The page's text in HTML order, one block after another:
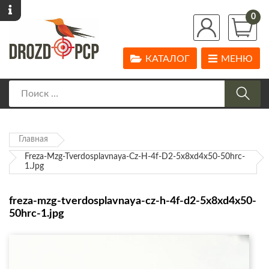
0
МЕНЮ
КАТАЛОГ
Главная
Freza-Mzg-Tverdosplavnaya-Cz-H-4f-D2-5x8xd4x50-50hrc-
1.jpg
freza-mzg-tverdosplavnaya-cz-h-4f-d2-5x8xd4x50-
50hrc-1.jpg